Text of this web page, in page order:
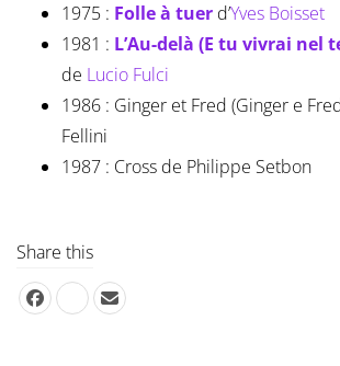
1975 : Folle à tuerd’Yves Boisset
1981 : L’Au-delà (E tu vivrai nel
de Lucio Fulci
1986 : Ginger et Fred (Ginger e
Fellini
1987 : Cross de Philippe Setbon
Share this